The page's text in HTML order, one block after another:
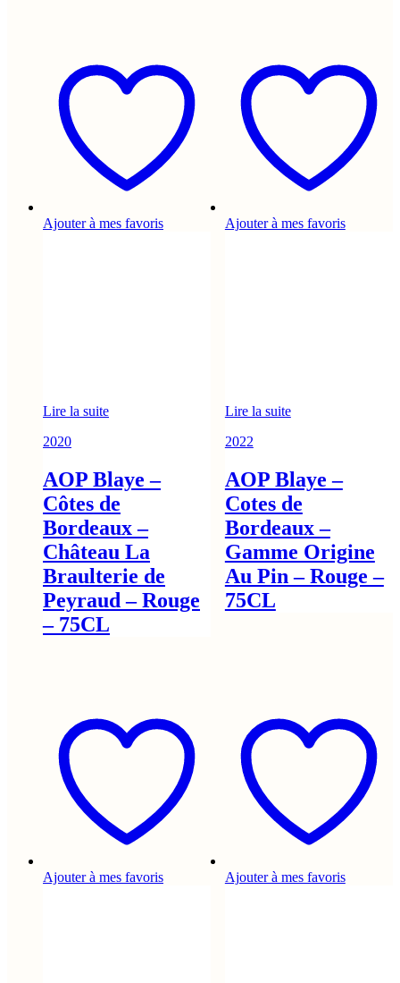
Ajouter à mes favoris
Lire la suite
2020
AOP Blaye –
Côtes de
Bordeaux –
Château La
Braulterie de
Peyraud – Rouge
– 75CL
Ajouter à mes favoris
Lire la suite
2022
AOP Blaye –
Cotes de
Bordeaux –
Gamme Origine
Au Pin – Rouge –
75CL
Ajouter à mes favoris Ajouter à mes favoris